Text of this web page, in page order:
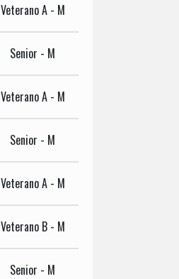
Veterano A - M
Senior - M
Veterano A - M
Senior - M
Veterano A - M
Veterano B - M
Senior - M